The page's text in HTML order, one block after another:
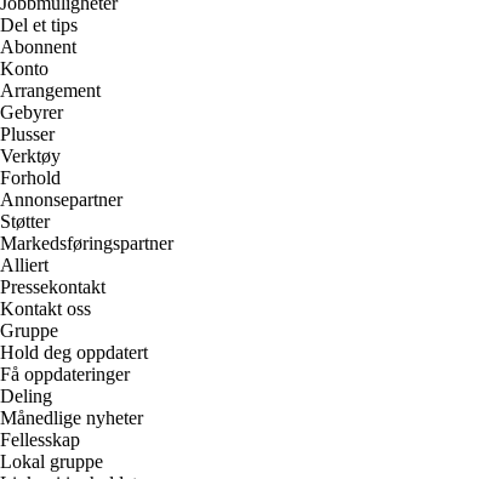
Del et tips
Abonnent
Konto
Arrangement
Gebyrer
Plusser
Verktøy
Forhold
Annonsepartner
Støtter
Markedsføringspartner
Alliert
Pressekontakt
Kontakt oss
Gruppe
Hold deg oppdatert
Få oppdateringer
Deling
Månedlige nyheter
Fellesskap
Lokal gruppe